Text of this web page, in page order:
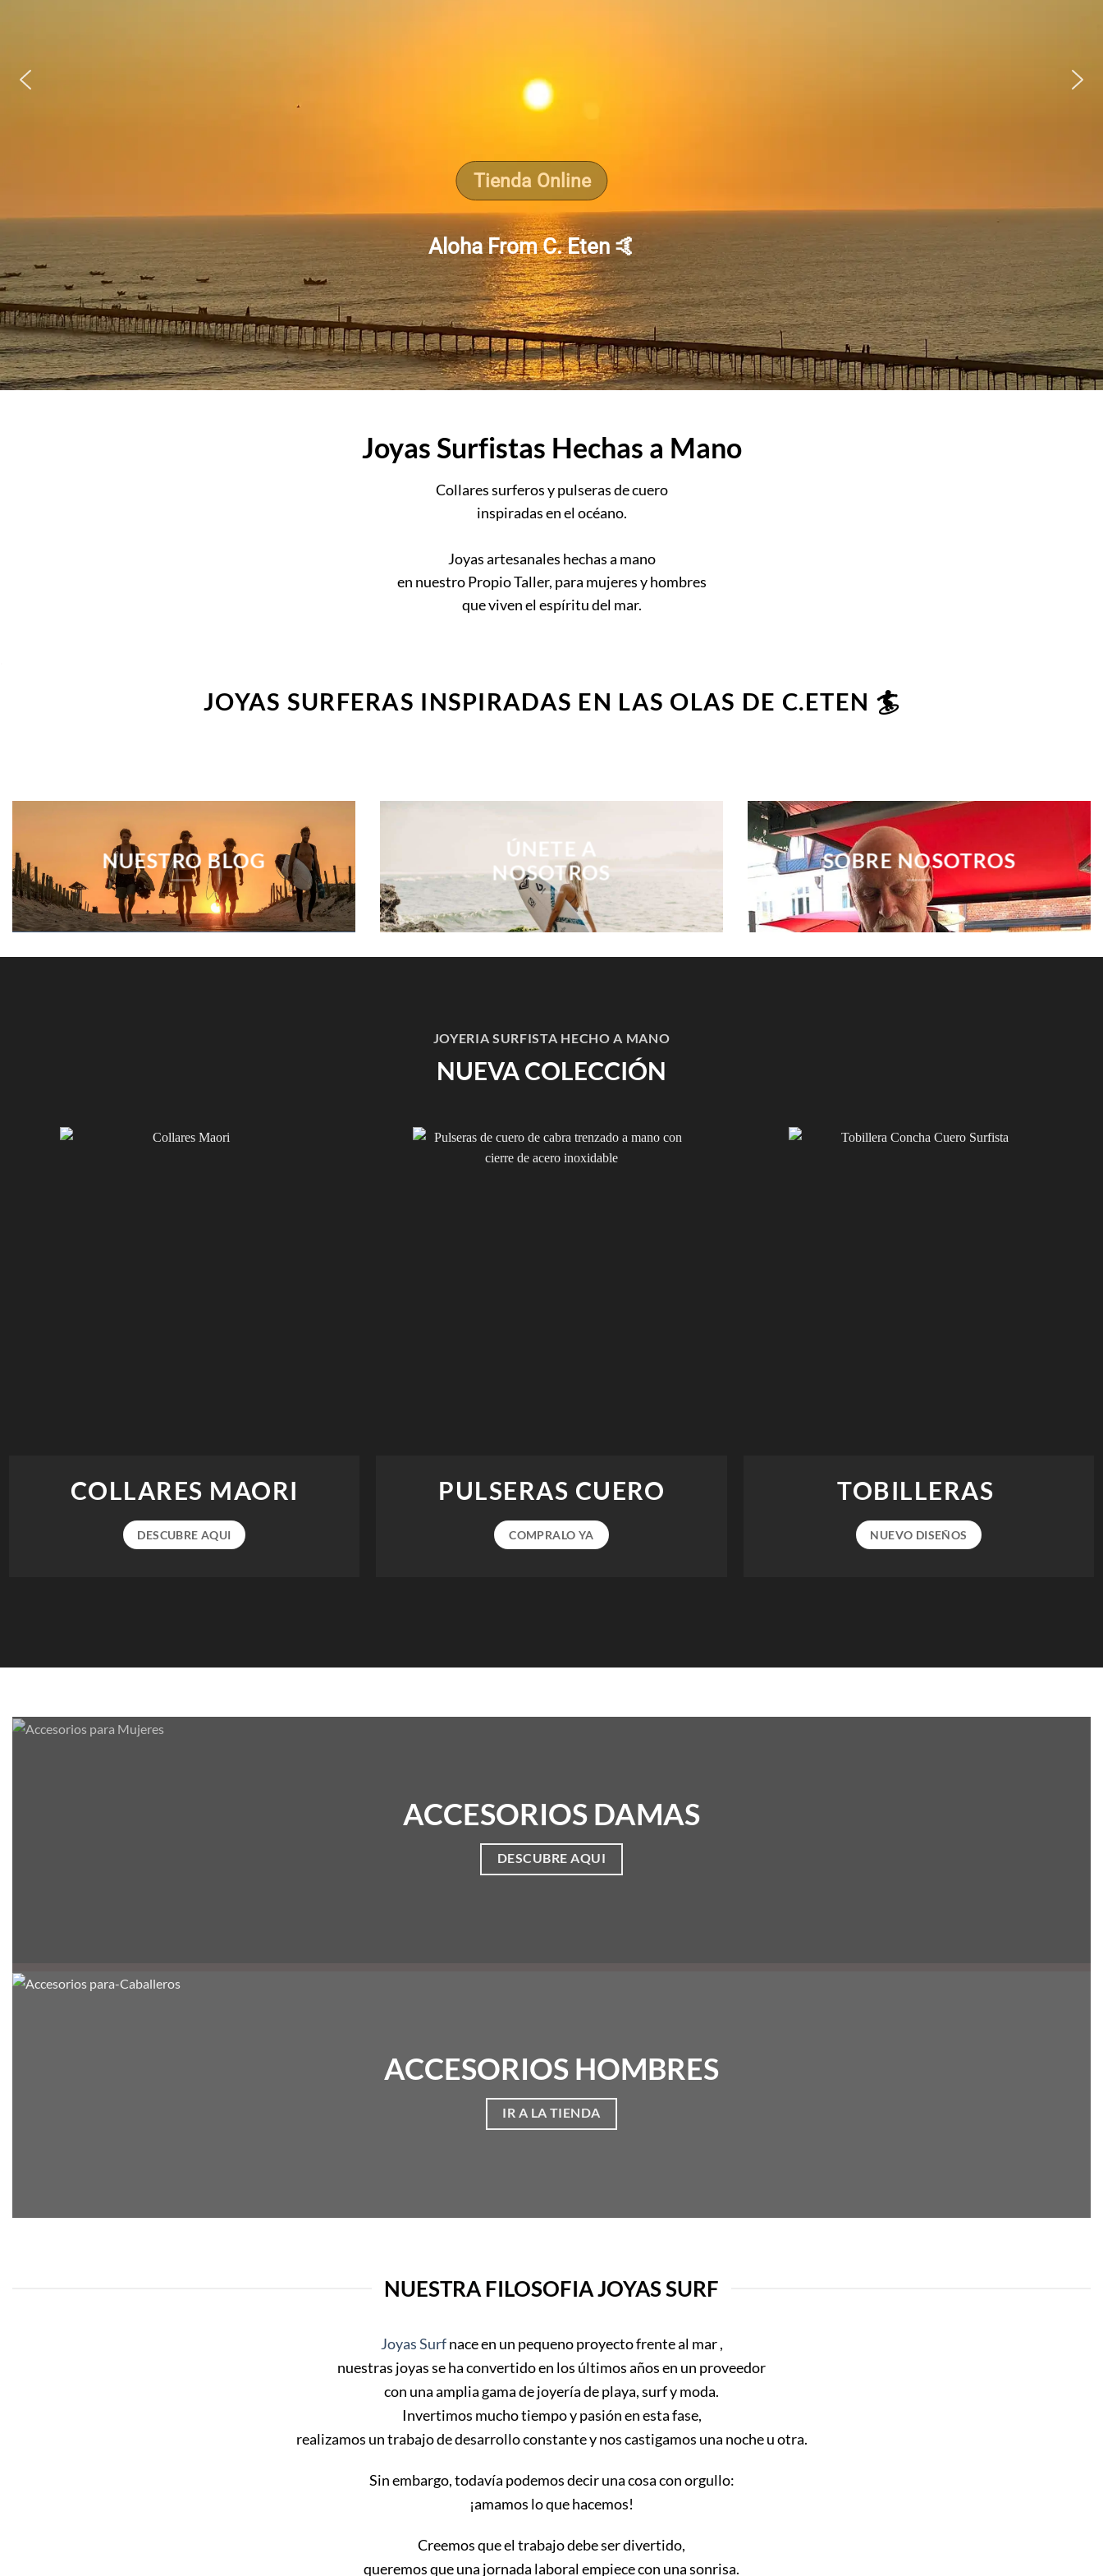
Joyas Surfistas Hechas a Mano
Collares surferos y pulseras de cuero
inspiradas en el océano.
Joyas artesanales hechas a mano
en nuestro Propio Taller, para mujeres y hombres
que viven el espíritu del mar.
JOYAS SURFERAS INSPIRADAS EN LAS OLAS DE C.ETEN 🏄
NUESTRO BLOG
ÚNETE A
NOSOTROS
SOBRE NOSOTROS
JOYERIA SURFISTA HECHO A MANO
NUEVA COLECCIÓN
COLLARES MAORI
DESCUBRE AQUI
PULSERAS CUERO
COMPRALO YA
TOBILLERAS
NUEVO DISEÑOS
ACCESORIOS DAMAS
DESCUBRE AQUI
ACCESORIOS HOMBRES
IR A LA TIENDA
NUESTRA FILOSOFIA JOYAS SURF
Joyas Surfnace en un pequeno proyecto frente al mar ,
nuestras joyas se ha convertido en los últimos años en un proveedor
con una amplia gama de joyería de playa, surf y moda.
Invertimos mucho tiempo y pasión en esta fase,
realizamos un trabajo de desarrollo constante y nos castigamos una noche u otra.
Sin embargo, todavía podemos decir una cosa con orgullo:
¡amamos lo que hacemos!
Creemos que el trabajo debe ser divertido,
queremos que una jornada laboral empiece con una sonrisa.